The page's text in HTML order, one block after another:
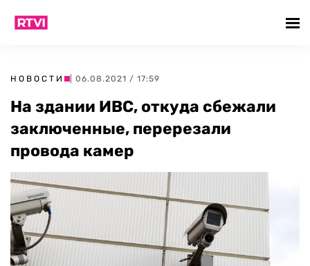
НОВОСТИ | 06.08.2021 / 17:59
На здании ИВС, откуда сбежали
заключенные, перерезали
провода камер